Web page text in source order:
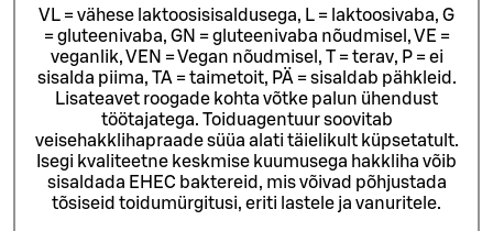
VL = vähese laktoosisisaldusega, L = laktoosivaba, G
= gluteenivaba, GN = gluteenivaba nõudmisel, VE =
veganlik, VEN = Vegan nõudmisel, T = terav, P = ei
sisalda piima, TA = taimetoit, PÄ = sisaldab pähkleid.
Lisateavet roogade kohta võtke palun ühendust
töötajatega. Toiduagentuur soovitab
veisehakklihapraade süüa alati täielikult küpsetatult.
Isegi kvaliteetne keskmise kuumusega hakkliha võib
sisaldada EHEC baktereid, mis võivad põhjustada
tõsiseid toidumürgitusi, eriti lastele ja vanuritele.